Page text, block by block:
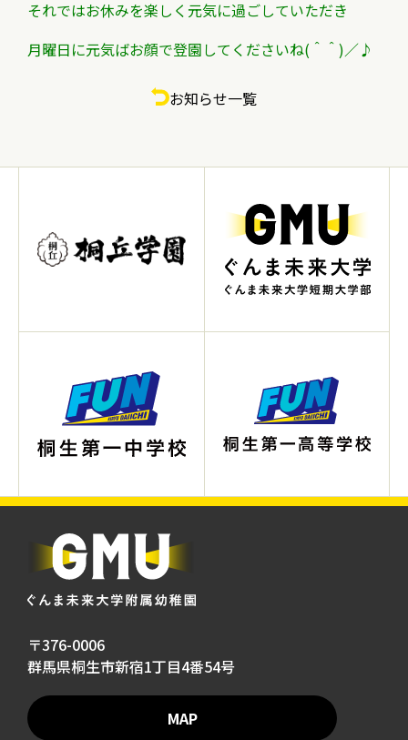
それではお休みを楽しく元気に過ごしていただき
月曜日に元気ばお顔で登園してくださいね(＾＾)／♪
お知らせ一覧
〒376-0006
群馬県桐生市新宿1丁目4番54号
MAP